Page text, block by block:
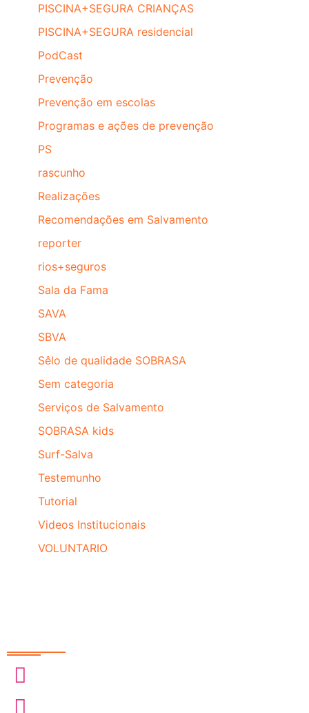
PISCINA+SEGURA CRIANÇAS
PISCINA+SEGURA residencial
PodCast
Prevenção
Prevenção em escolas
Programas e ações de prevenção
PS
rascunho
Realizações
Recomendações em Salvamento
reporter
rios+seguros
Sala da Fama
SAVA
SBVA
Sêlo de qualidade SOBRASA
Sem categoria
Serviços de Salvamento
SOBRASA kids
Surf-Salva
Testemunho
Tutorial
Videos Institucionais
VOLUNTARIO